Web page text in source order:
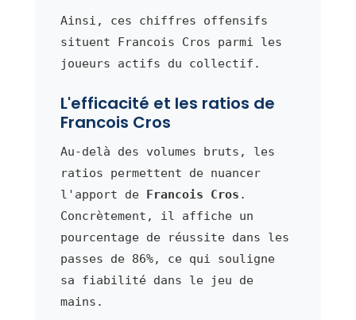
Ainsi, ces chiffres offensifs
situent Francois Cros parmi les
joueurs actifs du collectif.
L'efficacité et les ratios de
Francois Cros
Au-delà des volumes bruts, les
ratios permettent de nuancer
l'apport de Francois Cros .
Concrètement, il affiche un
pourcentage de réussite dans les
passes de 86%, ce qui souligne
sa fiabilité dans le jeu de
mains.